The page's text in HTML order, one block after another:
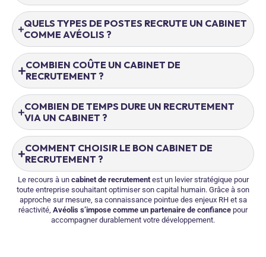
QUELS TYPES DE POSTES RECRUTE UN CABINET
COMME AVÉOLIS ?
COMBIEN COÛTE UN CABINET DE
RECRUTEMENT ?
COMBIEN DE TEMPS DURE UN RECRUTEMENT
VIA UN CABINET ?
COMMENT CHOISIR LE BON CABINET DE
RECRUTEMENT ?
Le recours à un cabinet de recrutementest un levier stratégique pour
toute entreprise souhaitant optimiser son capital humain. Grâce à son
approche sur mesure, sa connaissance pointue des enjeux RH et sa
réactivité, Avéolis s’impose comme un partenaire de confiance pour
accompagner durablement votre développement.